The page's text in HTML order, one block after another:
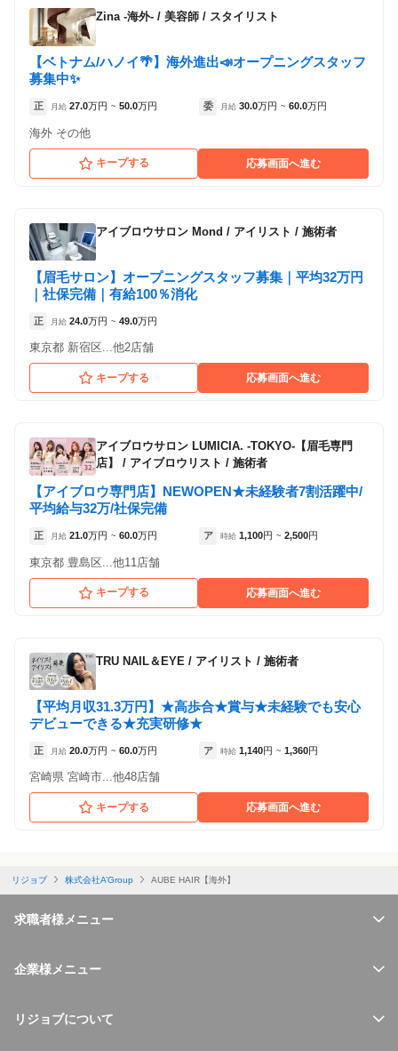
Zina -海外- / 美容師 / スタイリスト
【ベトナム/ハノイ🌴】海外進出📣オープニングスタッフ
募集中✨
正 月給 27.0万円 ~ 50.0万円 委 月給 30.0万円 ~ 60.0万円
海外 その他
キープする 応募画面へ進む
アイブロウサロン Mond / アイリスト / 施術者
【眉毛サロン】オープニングスタッフ募集｜平均32万円
｜社保完備｜有給100％消化
正 月給 24.0万円 ~ 49.0万円
東京都 新宿区...他2店舗
キープする 応募画面へ進む
アイブロウサロン LUMICIA. -TOKYO-【眉毛専門
店】
/ アイブロウリスト / 施術者
【アイブロウ専門店】NEWOPEN★未経験者7割活躍中/
平均給与32万/社保完備
正 月給 21.0万円 ~ 60.0万円 ア 時給 1,100円 ~ 2,500円
東京都 豊島区...他11店舗
キープする 応募画面へ進む
TRU NAIL＆EYE / アイリスト / 施術者
【平均月収31.3万円】★高歩合★賞与★未経験でも安心
デビューできる★充実研修★
正 月給 20.0万円 ~ 60.0万円 ア 時給 1,140円 ~ 1,360円
宮崎県 宮崎市...他48店舗
キープする 応募画面へ進む
リジョブ 株式会社A’Group AUBE HAIR【海外】
求職者様メニュー
企業様メニュー
リジョブについて